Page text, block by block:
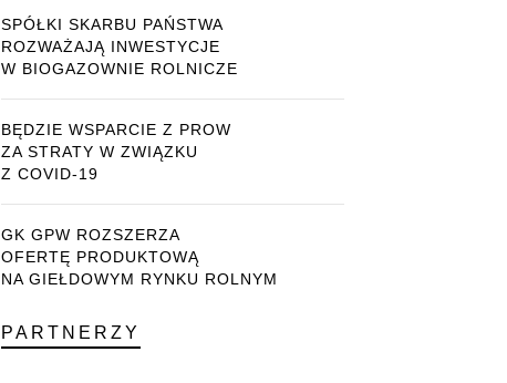
SPÓŁKI SKARBU PAŃSTWA
ROZWAŻAJĄ INWESTYCJE
W BIOGAZOWNIE ROLNICZE
BĘDZIE WSPARCIE Z PROW
ZA STRATY W ZWIĄZKU
Z COVID-19
GK GPW ROZSZERZA
OFERTĘ PRODUKTOWĄ
NA GIEŁDOWYM RYNKU ROLNYM
PARTNERZY